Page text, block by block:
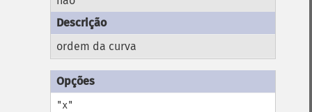
ordem da curva
"x"